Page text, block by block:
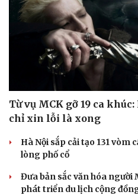
Từ vụ MCK gỡ 19 ca
chỉ xin lỗi là xong
Hà Nội sắp cải tạo 131 vòm
lòng phố cổ
Đưa bản sắc văn hóa
phát triển du lịch cộng